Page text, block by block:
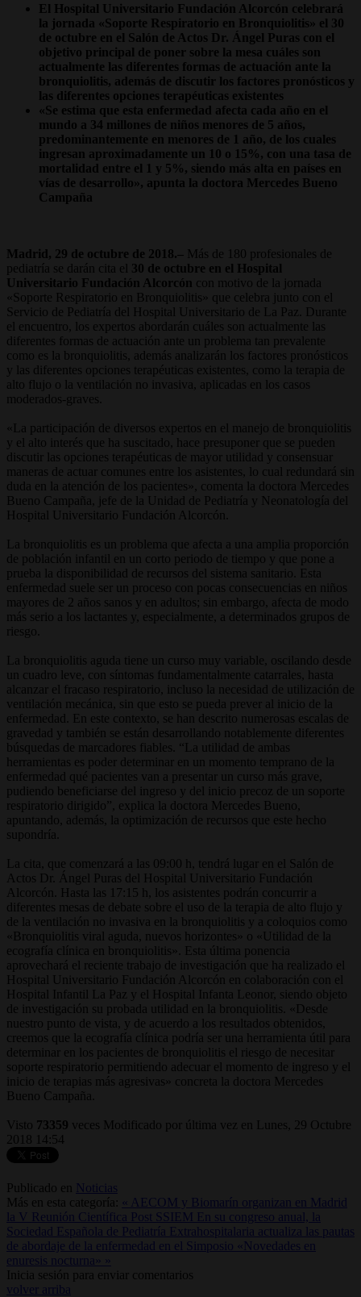
El Hospital Universitario Fundación Alcorcón celebrará
la jornada «Soporte Respiratorio en Bronquiolitis» el 30
de octubre en el Salón de Actos Dr. Ángel Puras con el
objetivo principal de poner sobre la mesa cuáles son
actualmente las diferentes formas de actuación ante la
bronquiolitis, además de discutir los factores pronósticos y
las diferentes opciones terapéuticas existentes
«Se estima que esta enfermedad afecta cada año en el
mundo a 34 millones de niños menores de 5 años,
predominantemente en menores de 1 año, de los cuales
ingresan aproximadamente un 10 o 15%, con una tasa de
mortalidad entre el 1 y 5%, siendo más alta en países en
vías de desarrollo», apunta la doctora Mercedes Bueno
Campaña
Madrid, 29 de octubre de 2018.– Más de 180 profesionales de
pediatría se darán cita el
30 de octubre en el Hospital
Universitario Fundación Alcorcón con motivo de la jornada
«Soporte Respiratorio en Bronquiolitis» que celebra junto con el
Servicio de Pediatría del Hospital Universitario de La Paz. Durante
el encuentro, los expertos abordarán cuáles son actualmente las
diferentes formas de actuación ante un problema tan prevalente
como es la bronquiolitis, además analizarán los factores pronósticos
y las diferentes opciones terapéuticas existentes, como la terapia de
alto flujo o la ventilación no invasiva, aplicadas en los casos
moderados-graves.
«La participación de diversos expertos en el manejo de bronquiolitis
y el alto interés que ha suscitado, hace presuponer que se pueden
discutir las opciones terapéuticas de mayor utilidad y consensuar
maneras de actuar comunes entre los asistentes, lo cual redundará sin
duda en la atención de los pacientes», comenta la doctora Mercedes
Bueno Campaña, jefe de la Unidad de Pediatría y Neonatología del
Hospital Universitario Fundación Alcorcón.
La bronquiolitis es un problema que afecta a una amplia proporción
de población infantil en un corto periodo de tiempo y que pone a
prueba la disponibilidad de recursos del sistema sanitario. Esta
enfermedad suele ser un proceso con pocas consecuencias en niños
mayores de 2 años sanos y en adultos; sin embargo, afecta de modo
más serio a los lactantes y, especialmente, a determinados grupos de
riesgo.
La bronquiolitis aguda tiene un curso muy variable, oscilando desde
un cuadro leve, con síntomas fundamentalmente catarrales, hasta
alcanzar el fracaso respiratorio, incluso la necesidad de utilización de
ventilación mecánica, sin que esto se pueda prever al inicio de la
enfermedad. En este contexto, se han descrito numerosas escalas de
gravedad y también se están desarrollando notablemente diferentes
búsquedas de marcadores fiables. “La utilidad de ambas
herramientas es poder determinar en un momento temprano de la
enfermedad qué pacientes van a presentar un curso más grave,
pudiendo beneficiarse del ingreso y del inicio precoz de un soporte
respiratorio dirigido”, explica la doctora Mercedes Bueno,
apuntando, además, la optimización de recursos que este hecho
supondría.
La cita, que comenzará a las 09:00 h, tendrá lugar en el Salón de
Actos Dr. Ángel Puras del Hospital Universitario Fundación
Alcorcón. Hasta las 17:15 h, los asistentes podrán concurrir a
diferentes mesas de debate sobre el uso de la terapia de alto flujo y
de la ventilación no invasiva en la bronquiolitis y a coloquios como
«Bronquiolitis viral aguda, nuevos horizontes» o «Utilidad de la
ecografía clínica en bronquiolitis». Esta última ponencia
aprovechará el reciente trabajo de investigación que ha realizado el
Hospital Universitario Fundación Alcorcón en colaboración con el
Hospital Infantil La Paz y el Hospital Infanta Leonor, siendo objeto
de investigación su probada utilidad en la bronquiolitis. «Desde
nuestro punto de vista, y de acuerdo a los resultados obtenidos,
creemos que la ecografía clínica podría ser una herramienta útil para
determinar en los pacientes de bronquiolitis el riesgo de necesitar
soporte respiratorio permitiendo adecuar el momento de ingreso y el
inicio de terapias más agresivas» concreta la doctora Mercedes
Bueno Campaña.
Visto 73359 veces Modificado por última vez en Lunes, 29 Octubre
2018 14:54
Publicado en
Noticias
Más en esta categoría: « AECOM y Biomarín organizan en Madrid
la V Reunión Científica Post SSIEM En su congreso anual, la
Sociedad Española de Pediatría Extrahospitalaria actualiza las pautas
de abordaje de la enfermedad en el Simposio «Novedades en
enuresis nocturna» »
Inicia sesión para enviar comentarios
volver arriba